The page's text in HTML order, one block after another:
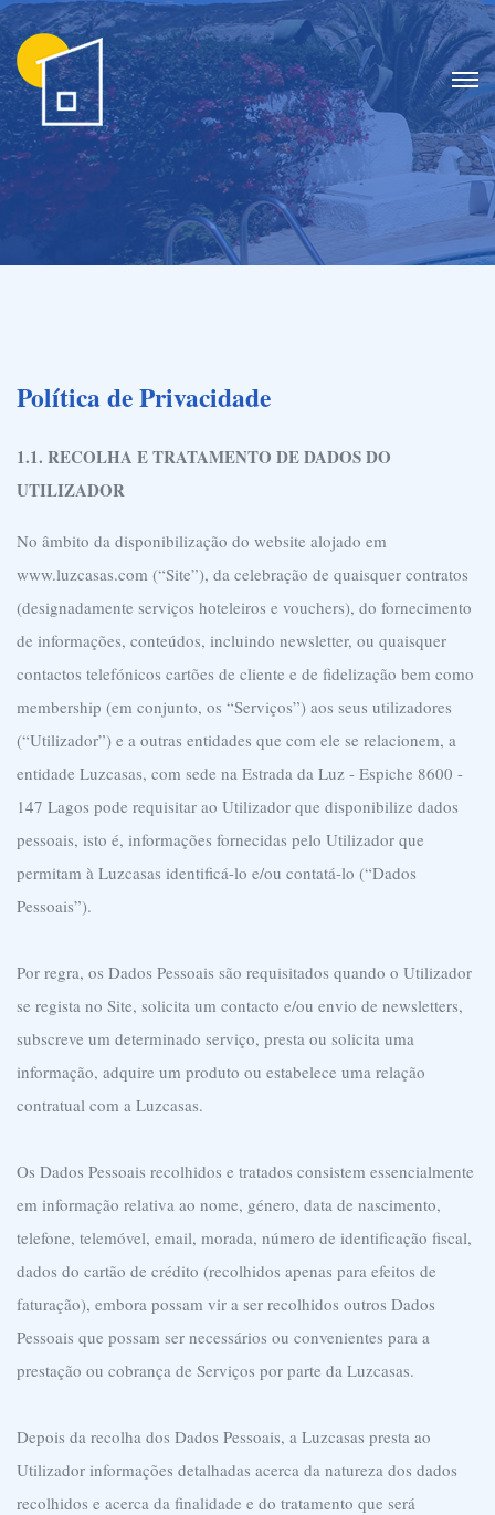
Política de Privacidade
1.1. RECOLHA E TRATAMENTO DE DADOS DO
UTILIZADOR
No âmbito da disponibilização do website alojado em
www.luzcasas.com (“Site”), da celebração de quaisquer contratos
(designadamente serviços hoteleiros e vouchers), do fornecimento
de informações, conteúdos, incluindo newsletter, ou quaisquer
contactos telefónicos cartões de cliente e de fidelização bem como
membership (em conjunto, os “Serviços”) aos seus utilizadores
(“Utilizador”) e a outras entidades que com ele se relacionem, a
entidade Luzcasas, com sede na Estrada da Luz - Espiche 8600 -
147 Lagos pode requisitar ao Utilizador que disponibilize dados
pessoais, isto é, informações fornecidas pelo Utilizador que
permitam à Luzcasas identificá-lo e/ou contatá-lo (“Dados
Pessoais”).
Por regra, os Dados Pessoais são requisitados quando o Utilizador
se regista no Site, solicita um contacto e/ou envio de newsletters,
subscreve um determinado serviço, presta ou solicita uma
informação, adquire um produto ou estabelece uma relação
contratual com a Luzcasas.
Os Dados Pessoais recolhidos e tratados consistem essencialmente
em informação relativa ao nome, género, data de nascimento,
telefone, telemóvel, email, morada, número de identificação fiscal,
dados do cartão de crédito (recolhidos apenas para efeitos de
faturação), embora possam vir a ser recolhidos outros Dados
Pessoais que possam ser necessários ou convenientes para a
prestação ou cobrança de Serviços por parte da Luzcasas.
Depois da recolha dos Dados Pessoais, a Luzcasas presta ao
Utilizador informações detalhadas acerca da natureza dos dados
recolhidos e acerca da finalidade e do tratamento que será